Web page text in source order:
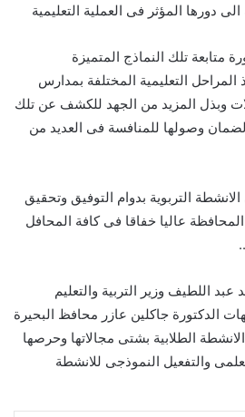
الى دورها المؤثر فى العملية التعليمية
متابعة تلك النماذج المتميزة
التعليمية المختلفة بمدارس
وبذل المزيد من الجهد للكشف عن تلك
لضمان وصولها للمنافسة فى العديد من
التربوية بدوام التوفيق وتحقيق
عاليا خفاقا فى كافة المحافل
اللطيف وزير التربية والتعليم
الدكتورة جاكلين عازر محافظ البحيرة
الطلابية بشتى مجالاتها وحرصها
والتفعيل النموذجى للانشطة